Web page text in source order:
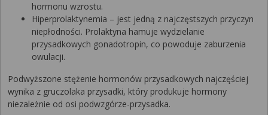
hormonu wzrostu.
Hiperprolaktynemia – jest jedną z najczęstszych przyczyn
niepłodności. Prolaktyna hamuje wydzielanie
przysadkowych gonadotropin, co powoduje zaburzenia
owulacji.
Podwyższone stężenie hormonów przysadkowych najczęściej
wynika z gruczolaka przysadki, który produkuje hormony
niezależnie od osi podwzgórze-przysadka.